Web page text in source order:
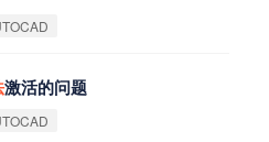
激活的问题